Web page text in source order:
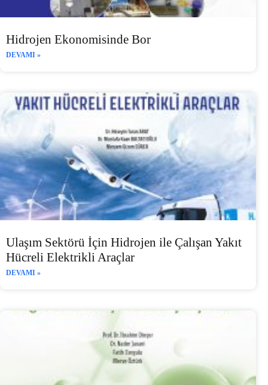
Hidrojen Ekonomisinde Bor
DEVAMI »
Ulaşım Sektörü İçin Hidrojen ile Çalışan Yakıt
Hücreli Elektrikli Araçlar
DEVAMI »